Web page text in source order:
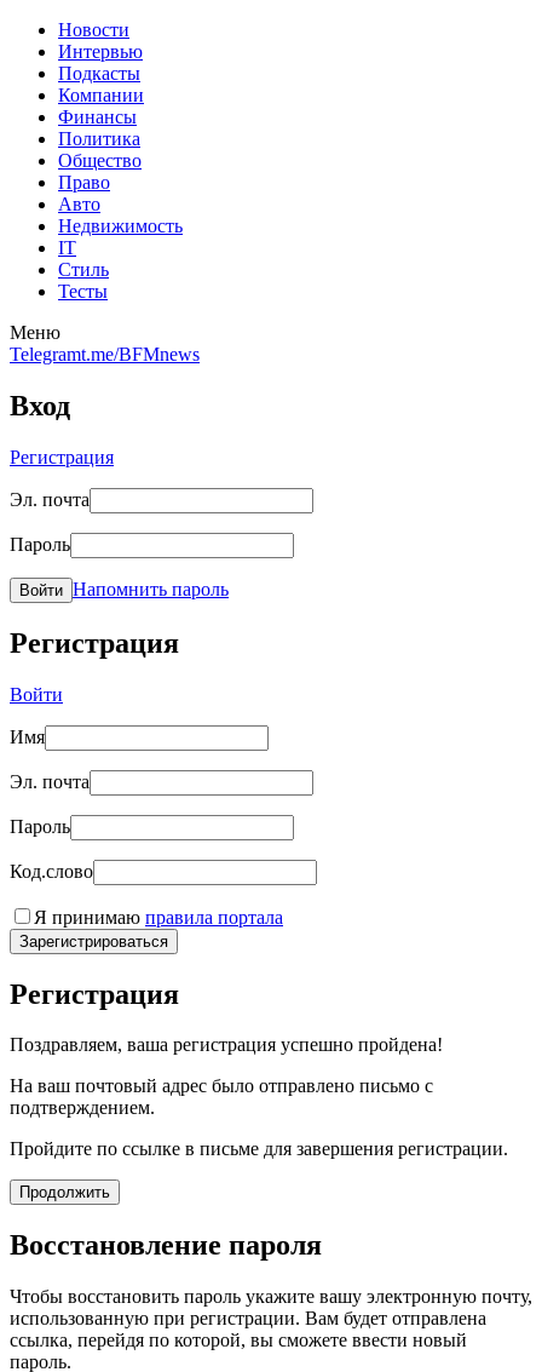
Новости
Интервью
Подкасты
Компании
Финансы
Политика
Общество
Право
Авто
Недвижимость
IT
Стиль
Тесты
Меню
Telegramt.me/BFMnews
Вход
Регистрация
Эл. почта
Пароль
Войти Напомнить пароль
Регистрация
Войти
Имя
Эл. почта
Пароль
Код.слово
Я принимаю правила портала
Зарегистрироваться
Регистрация
Поздравляем, ваша регистрация успешно пройдена!
На ваш почтовый адрес было отправлено письмо с
подтверждением.
Пройдите по ссылке в письме для завершения регистрации.
Продолжить
Восстановление пароля
Чтобы восстановить пароль укажите вашу электронную почту,
использованную при регистрации. Вам будет отправлена
ссылка, перейдя по которой, вы сможете ввести новый
пароль.